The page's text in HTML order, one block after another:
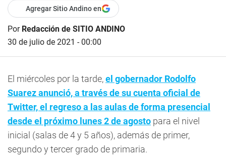
Agregar Sitio Andino en
Por Redacción de SITIO ANDINO
30 de julio de 2021 - 00:00
El miércoles por la tarde,el gobernador Rodolfo
Suarez anunció, a través de su cuenta oficial de
Twitter, el regreso a las aulas de forma presencial
desde el próximo lunes 2 de agosto para el nivel
inicial (salas de 4 y 5 años), además de primer,
segundo y tercer grado de primaria.